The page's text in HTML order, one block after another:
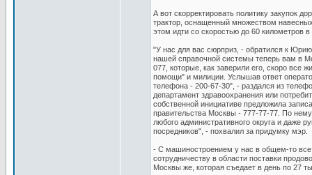
А вот скорректировать политику закупок
трактор, оснащенный множеством
этом идти со скоростью до 60 километров
"У нас для вас сюрприз, - обратился к
нашей справочной системы теперь вам в
077, которые, как заверили его, скоро все
помощи" и милиции. Услышав ответ
телефона - 200-67-30", - раздался из
департамент здравоохранения или
собственной инициативе предложила
правительства Москвы - 777-77-77. По
любого административного округа и даже
посредников", - похвалил за придумку мэр.
- С машиностроением у нас в общем-то
сотрудничеству в области поставки
Москвы же, которая съедает в день по 27